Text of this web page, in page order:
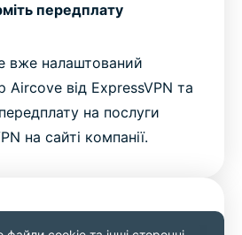
передплату
вже налаштований
Aircove від ExpressVPN та
на послуги
на сайті компанії.